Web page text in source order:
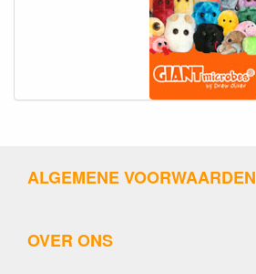
ALGEMENE VOORWAARDEN
OVER ONS